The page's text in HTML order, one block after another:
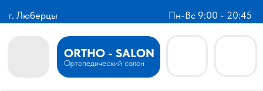
г. Люберцы Пн-Вс 9:00 - 20:45
ORTHO - SALON
Ортопедический салон